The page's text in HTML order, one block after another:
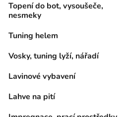
Topení do bot, vysoušeče,
nesmeky
Tuning helem
Vosky, tuning lyží, nářadí
Lavinové vybavení
Lahve na pití